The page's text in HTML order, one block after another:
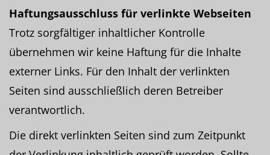
Haftungsausschluss für verlinkte Webseiten
Trotz sorgfältiger inhaltlicher Kontrolle
übernehmen wir keine Haftung für die Inhalte
externer Links. Für den Inhalt der verlinkten
Seiten sind ausschließlich deren Betreiber
verantwortlich.
Die direkt verlinkten Seiten sind zum Zeitpunkt